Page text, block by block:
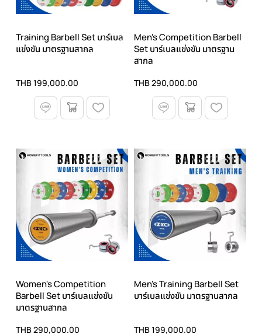
Training Barbell Set บาร์เบล
แข่งขัน มาตรฐานสากล
THB 199,000.00
Men's Competition Barbell
Set บาร์เบลแข่งขัน มาตรฐาน
สากล
THB 290,000.00
Women's Competition
Barbell Set บาร์เบลแข่งขัน
มาตรฐานสากล
THB 290,000.00
Men's Training Barbell Set
บาร์เบลแข่งขัน มาตรฐานสากล
THB 199,000.00